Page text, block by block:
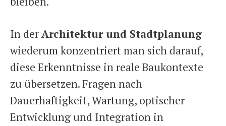
In derArchitektur und Stadtplanung
wiederum konzentriert man sich darauf,
diese Erkenntnisse in reale Baukontexte
zu übersetzen. Fragen nach
Dauerhaftigkeit, Wartung, optischer
Entwicklung und Integration in